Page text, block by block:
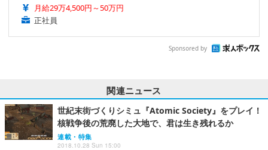
月給29万4,500円～50万円
正社員
Sponsored by
関連ニュース
世紀末街づくりシミュ『Atomic Society』をプレイ！
核戦争後の荒廃した大地で、君は生き残れるか
連載・特集
2018.10.28 Sun 15:00